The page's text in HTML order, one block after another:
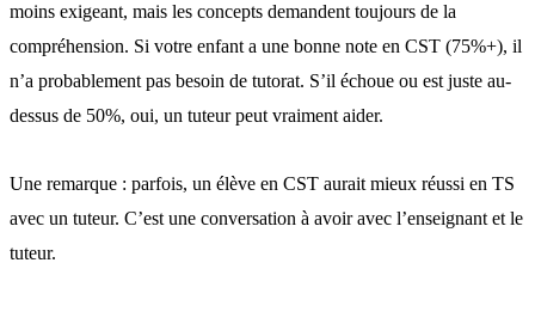
moins exigeant, mais les concepts demandent toujours de la
compréhension. Si votre enfant a une bonne note en CST (75%+), il
n’a probablement pas besoin de tutorat. S’il échoue ou est juste au-
dessus de 50%, oui, un tuteur peut vraiment aider.
Une remarque : parfois, un élève en CST aurait mieux réussi en TS
avec un tuteur. C’est une conversation à avoir avec l’enseignant et le
tuteur.